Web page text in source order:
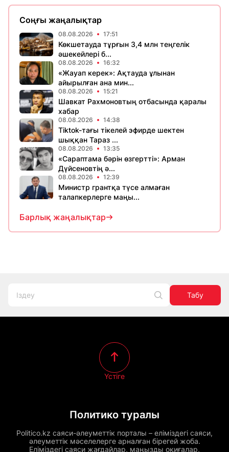
Соңғы жаңалықтар
08.08.2026 17:51
Көкшетауда тұрғын 3,4 млн теңгелік
әшекейлері б...
08.08.2026 16:32
«Жауап керек»: Ақтауда ұлынан
айырылған ана мин...
08.08.2026 15:21
Шавкат Рахмоновтың отбасында қаралы
хабар
08.08.2026 14:38
Tiktok-тағы тікелей эфирде шектен
шыққан Тараз ...
08.08.2026 13:35
«Сараптама бәрін өзгертті»: Арман
Дүйсеновтің ә...
08.08.2026 12:39
Министр грантқа түсе алмаған
талапкерлерге маңы...
Барлық жаңалықтар
Табу
Политико туралы
Politico.kz саяси-әлеуметтік порталы – еліміздегі саяси,
әлеуметтік мәселелерге арналған бірегей жоба.
Еліміздегі саяси жағдайлар, маңызды оқиғалар,
Үстіге